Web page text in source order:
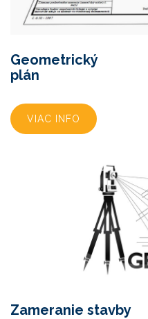
Geometrický
plán
VIAC INFO
Zameranie stavby